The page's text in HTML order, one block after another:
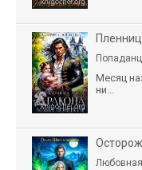
Месяц
ни...